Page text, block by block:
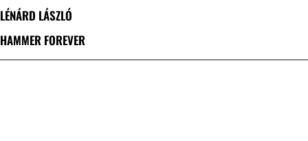
LÉNÁRD LÁSZLÓ
HAMMER FOREVER